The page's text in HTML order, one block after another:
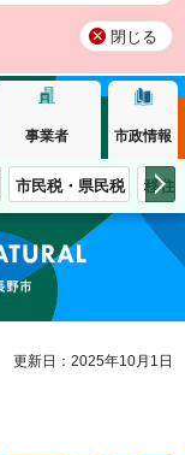
閉じる
事業者 市政情報
市民税・県民税 移住
長野市
更新日：2025年10月1日